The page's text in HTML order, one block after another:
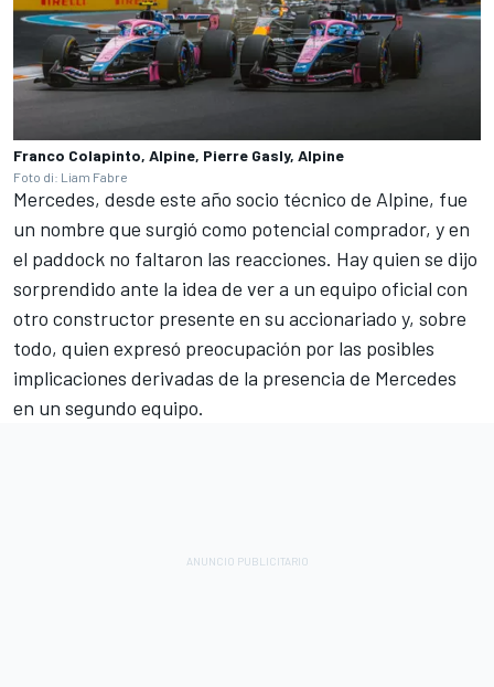
Franco Colapinto, Alpine, Pierre Gasly, Alpine
Foto di: Liam Fabre
Mercedes, desde este año socio técnico de Alpine, fue
un nombre que surgió como potencial comprador, y en
el paddock no faltaron las reacciones. Hay quien se dijo
sorprendido ante la idea de ver a un equipo oficial con
otro constructor presente en su accionariado y, sobre
todo, quien expresó preocupación por las posibles
implicaciones derivadas de la presencia de Mercedes
en un segundo equipo.